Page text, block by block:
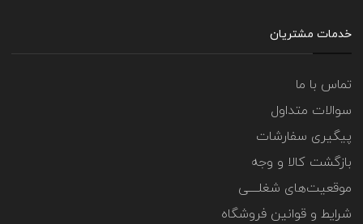
خدمات مشتریان
تماس با ما
سوالات متداول
پیگیری سفارشات
بازگشت کالا و وجه
موقعیت‌های شغلــــی
شرایط و قوانین فروشگاه